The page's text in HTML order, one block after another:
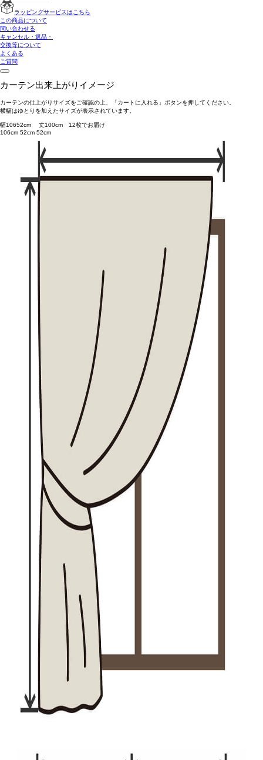
ラッピングサービスはこちら
この商品について
問い合わせる
キャンセル・返品・
交換等について
よくある
ご質問
カーテン出来上がりイメージ
カーテンの仕上がりサイズをご確認の上、「カートに入れる」ボタンを押してください。
横幅はゆとりを加えたサイズが表示されています。
幅10652cm 丈100cm 12枚でお届け
106cm 52cm 52cm